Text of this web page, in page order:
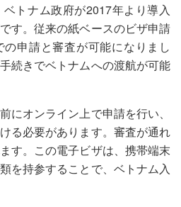
トナム政府が2017年より導入
す。従来の紙ベースのビザ申請
申請と審査が可能になりまし
続きでベトナムへの渡航が可能
にオンライン上で申請を行い、
る必要があります。審査が通れ
す。この電子ビザは、携帯端末
を持参することで、ベトナム入